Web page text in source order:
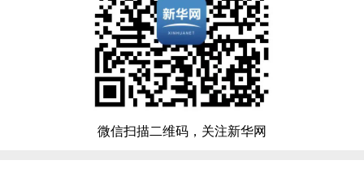
微信扫描二维码，关注新华网